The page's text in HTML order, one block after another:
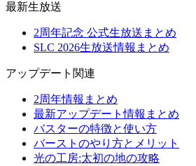
最新生放送
2周年記念 公式生放送まとめ
SLC 2026生放送情報まとめ
アップデート関連
2周年情報まとめ
最新アップデート情報まとめ
バスターの特徴と使い方
バーストのやり方とメリット
光の工房:太初の地の攻略